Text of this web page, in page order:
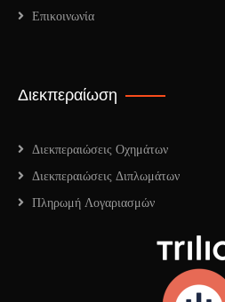
Επικοινωνία
Διεκπεραίωση
Διεκπεραιώσεις Οχημάτων
Διεκπεραιώσεις Διπλωμάτων
Πληρωμή Λογαριασμών